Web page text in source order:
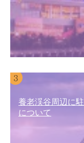
養老渓谷周辺に
について